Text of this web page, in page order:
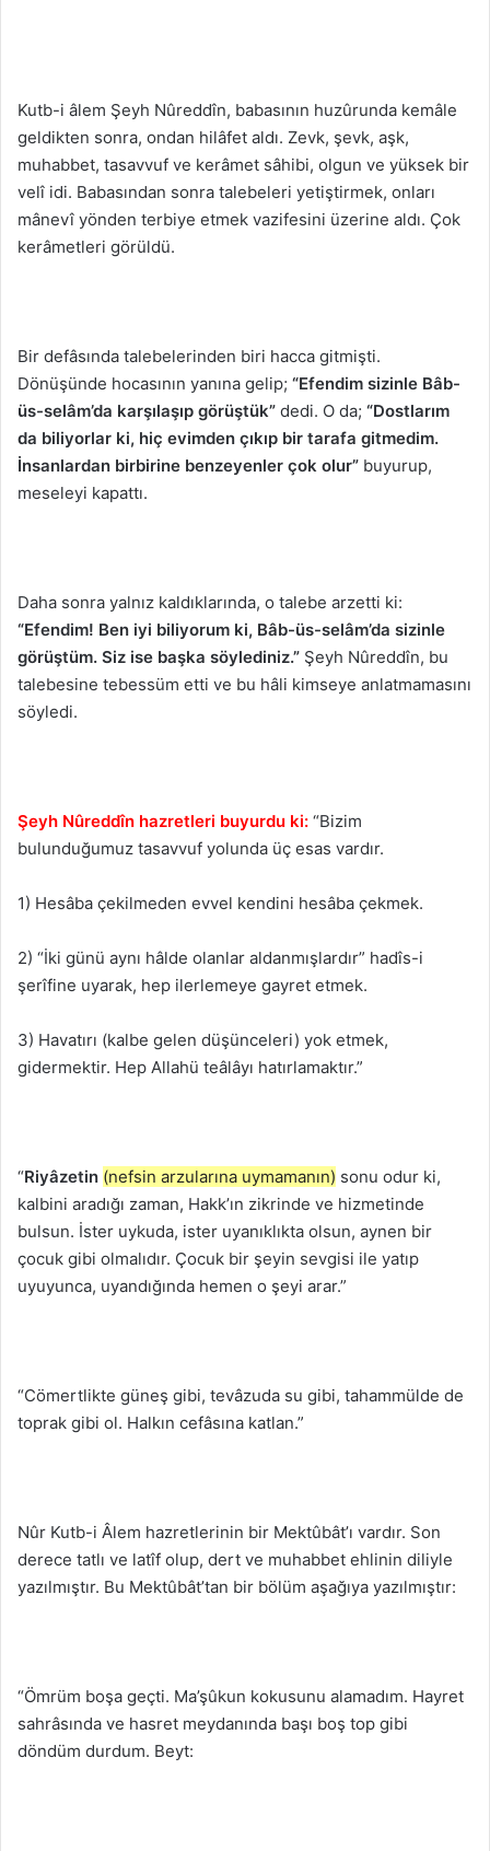
Kutb-i âlem Şeyh Nûreddîn, babasının huzûrunda kemâle
geldikten sonra, ondan hilâfet aldı. Zevk, şevk, aşk,
muhabbet, tasavvuf ve kerâmet sâhibi, olgun ve yüksek bir
velî idi. Babasından sonra talebeleri yetiştirmek, onları
mânevî yönden terbiye etmek vazifesini üzerine aldı. Çok
kerâmetleri görüldü.
Bir defâsında talebelerinden biri hacca gitmişti.
Dönüşünde hocasının yanına gelip; “Efendim sizinle Bâb-
üs-selâm’da karşılaşıp görüştük” dedi. O da; “Dostlarım
da biliyorlar ki, hiç evimden çıkıp bir tarafa gitmedim.
İnsanlardan birbirine benzeyenler çok olur” buyurup,
meseleyi kapattı.
Daha sonra yalnız kaldıklarında, o talebe arzetti ki:
“Efendim! Ben iyi biliyorum ki, Bâb-üs-selâm’da sizinle
görüştüm. Siz ise başka söylediniz.” Şeyh Nûreddîn, bu
talebesine tebessüm etti ve bu hâli kimseye anlatmamasını
söyledi.
Şeyh Nûreddîn hazretleri buyurdu ki: “Bizim
bulunduğumuz tasavvuf yolunda üç esas vardır.
1) Hesâba çekilmeden evvel kendini hesâba çekmek.
2) “İki günü aynı hâlde olanlar aldanmışlardır” hadîs-i
şerîfine uyarak, hep ilerlemeye gayret etmek.
3) Havatırı (kalbe gelen düşünceleri) yok etmek,
gidermektir. Hep Allahü teâlâyı hatırlamaktır.”
“Riyâzetin (nefsin arzularına uymamanın) sonu odur ki,
kalbini aradığı zaman, Hakk’ın zikrinde ve hizmetinde
bulsun. İster uykuda, ister uyanıklıkta olsun, aynen bir
çocuk gibi olmalıdır. Çocuk bir şeyin sevgisi ile yatıp
uyuyunca, uyandığında hemen o şeyi arar.”
“Cömertlikte güneş gibi, tevâzuda su gibi, tahammülde de
toprak gibi ol. Halkın cefâsına katlan.”
Nûr Kutb-i Âlem hazretlerinin bir Mektûbât’ı vardır. Son
derece tatlı ve latîf olup, dert ve muhabbet ehlinin diliyle
yazılmıştır. Bu Mektûbât’tan bir bölüm aşağıya yazılmıştır:
“Ömrüm boşa geçti. Ma’şûkun kokusunu alamadım. Hayret
sahrâsında ve hasret meydanında başı boş top gibi
döndüm durdum. Beyt: